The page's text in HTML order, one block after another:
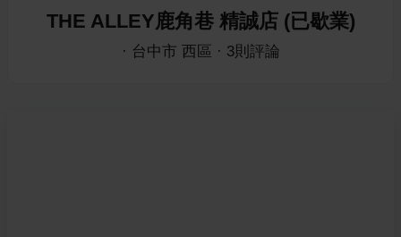
THE ALLEY鹿角巷 精誠店 (已歇業)
· 台中市 西區 · 3則評論